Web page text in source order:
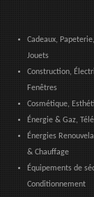
Cadeaux,
Jouets
Construction,
Fenêtres
Cosmétique,
Énergie & Gaz,
Énergies
& Chauffage
Équipements de
Conditionnement